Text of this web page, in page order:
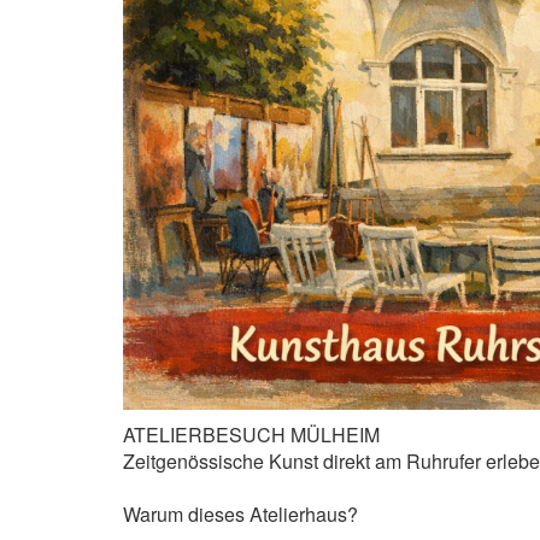
ATELIERBESUCH MÜLHEIM
Zeitgenössische Kunst direkt am Ruhrufer
Warum dieses Atelierhaus?